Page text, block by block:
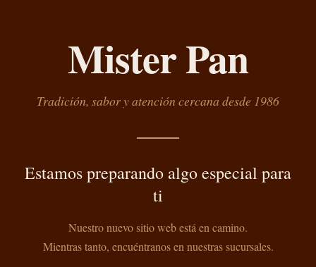
Mister Pan
Tradición, sabor y atención cercana desde 1986
Estamos preparando algo especial para
ti
Nuestro nuevo sitio web está en camino.
Mientras tanto, encuéntranos en nuestras sucursales.